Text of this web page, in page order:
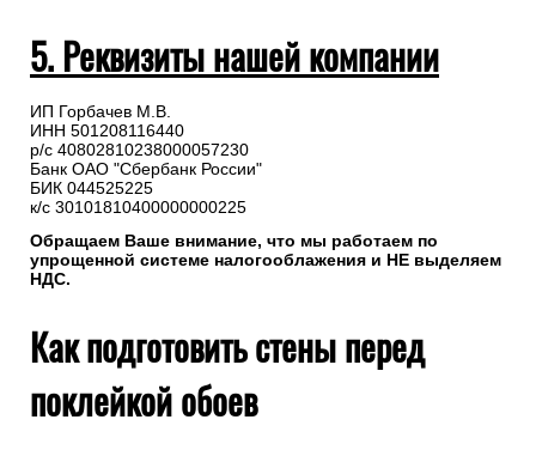
5. Реквизиты нашей компании
ИП Горбачев М.В.
ИНН 501208116440
р/с 40802810238000057230
Банк ОАО "Сбербанк России"
БИК 044525225
к/с 30101810400000000225
Обращаем Ваше внимание, что мы работаем по
упрощенной системе налогооблажения и НЕ выделяем
НДС.
Как подготовить стены перед
поклейкой обоев